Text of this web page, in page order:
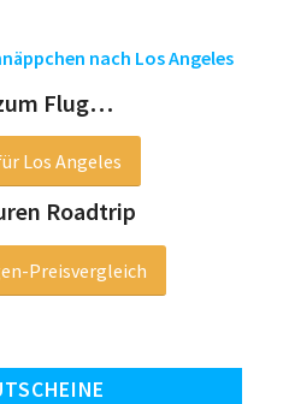
nach Los Angeles
Flug…
Los Angeles
Roadtrip
Preisvergleich